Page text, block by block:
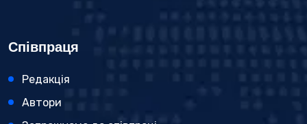
Співпраця
Редакція
Автори